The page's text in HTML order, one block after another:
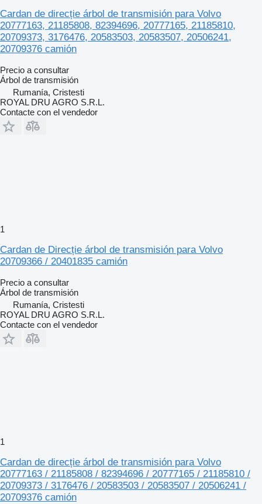
Cardan de direcție árbol de transmisión para Volvo
20777163, 21185808, 82394696, 20777165, 21185810,
20709373, 3176476, 20583503, 20583507, 20506241,
20709376 camión
Precio a consultar
Árbol de transmisión
Rumanía, Cristesti
ROYAL DRU AGRO S.R.L.
Contacte con el vendedor
1
Cardan de Direcție árbol de transmisión para Volvo
20709366 / 20401835 camión
Precio a consultar
Árbol de transmisión
Rumanía, Cristesti
ROYAL DRU AGRO S.R.L.
Contacte con el vendedor
1
Cardan de direcție árbol de transmisión para Volvo
20777163 / 21185808 / 82394696 / 20777165 / 21185810 /
20709373 / 3176476 / 20583503 / 20583507 / 20506241 /
20709376 camión